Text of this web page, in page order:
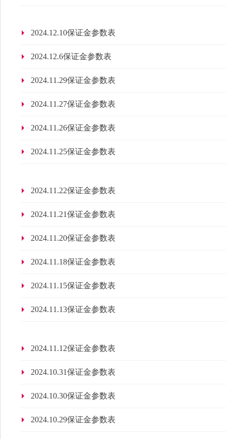
2024.12.10保证金参数表
2024.12.6保证金参数表
2024.11.29保证金参数表
2024.11.27保证金参数表
2024.11.26保证金参数表
2024.11.25保证金参数表
2024.11.22保证金参数表
2024.11.21保证金参数表
2024.11.20保证金参数表
2024.11.18保证金参数表
2024.11.15保证金参数表
2024.11.13保证金参数表
2024.11.12保证金参数表
2024.10.31保证金参数表
2024.10.30保证金参数表
2024.10.29保证金参数表